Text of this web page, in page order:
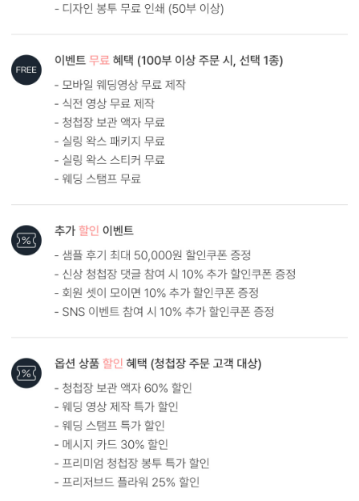
봉합용 스티커 기본 구성입니다.
기본 인쇄 내용(인사말, 약도 등)이 흑백 인쇄됩니다.